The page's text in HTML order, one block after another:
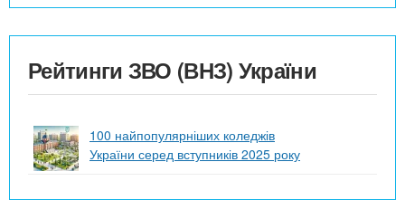
Рейтинги ЗВО (ВНЗ) України
100 найпопулярніших коледжів
України серед вступників 2025 року